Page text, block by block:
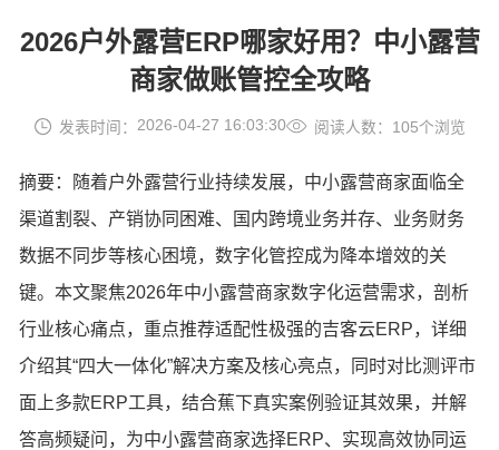
2026户外露营ERP哪家好用？中小露营
商家做账管控全攻略
发表时间：2026-04-27 16:03:30 阅读人数：105个浏览
摘要：随着户外露营行业持续发展，中小露营商家面临全
渠道割裂、产销协同困难、国内跨境业务并存、业务财务
数据不同步等核心困境，数字化管控成为降本增效的关
键。本文聚焦2026年中小露营商家数字化运营需求，剖析
行业核心痛点，重点推荐适配性极强的吉客云ERP，详细
介绍其“四大一体化”解决方案及核心亮点，同时对比测评市
面上多款ERP工具，结合蕉下真实案例验证其效果，并解
答高频疑问，为中小露营商家选择ERP、实现高效协同运